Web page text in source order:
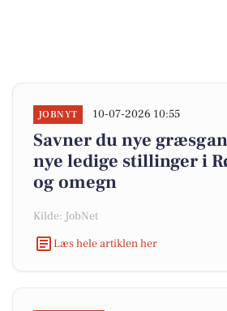
JOBNYT 10-07-2026 10:55
Savner du nye
nye ledige stillinger i
og omegn
Kilde: JobNet
Læs hele artiklen her